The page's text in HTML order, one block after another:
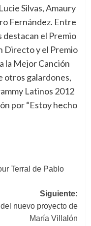
Silvas, Amaury
Fernández. Entre
el Premio
Directo y el Premio
la Mejor Canción
otros galardones,
Latinos 2012
por “Estoy hecho
Terral de Pablo
Siguiente:
nuevo proyecto de
María Villalón